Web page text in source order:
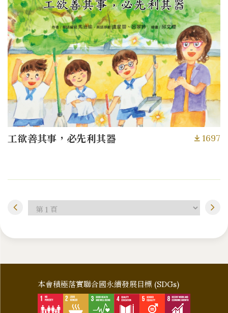
工欲善其事，必先利其器 1697
本會積極落實聯合國永續發展目標 (SDGs)